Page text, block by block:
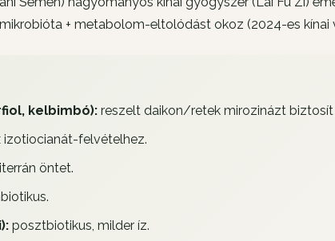
+ metabolom-eltolódást okoz (2024-es kínai
kelbimbó):reszelt daikon/retek mirozinázt biztosít
felvételhez.
öntet.
posztbiotikus, milder íz.